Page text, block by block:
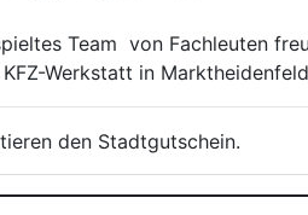
Team von Fachleuten
Werkstatt in
den Stadtgutschein.